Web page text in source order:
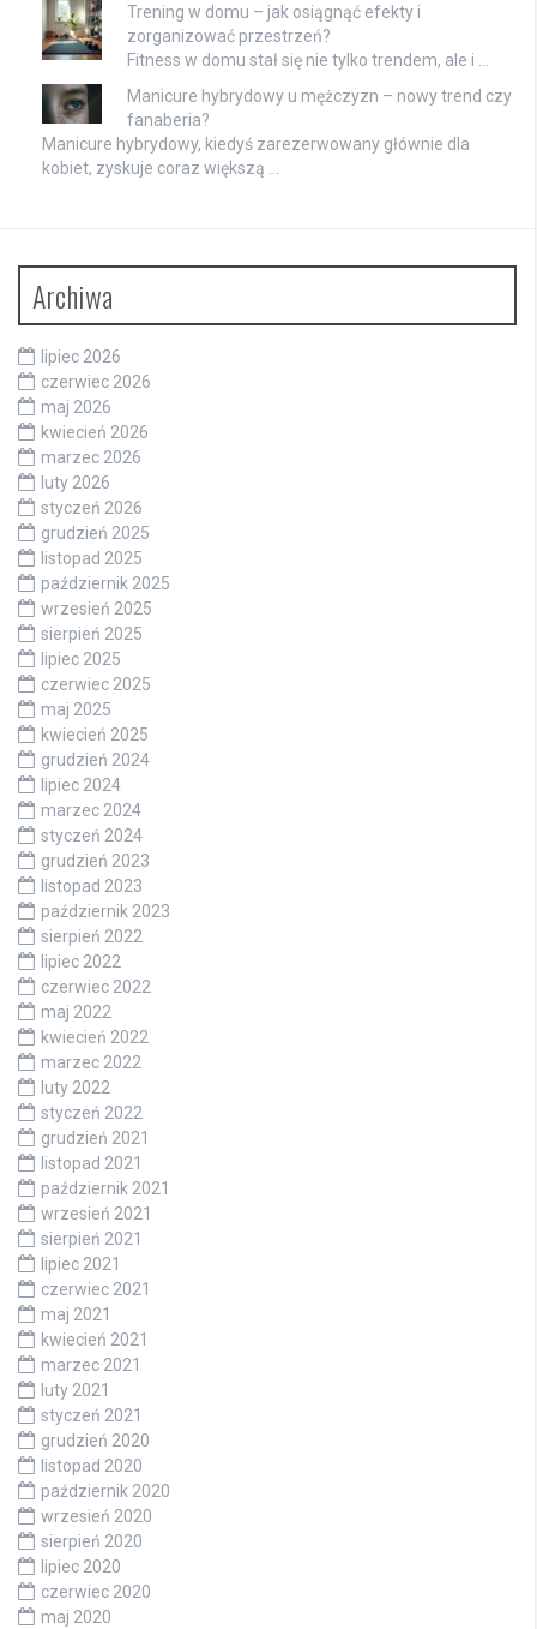
Trening w domu – jak osiągnąć efekty i
zorganizować przestrzeń?
Fitness w domu stał się nie tylko trendem, ale i …
Manicure hybrydowy u mężczyzn – nowy trend czy
fanaberia?
Manicure hybrydowy, kiedyś zarezerwowany głównie dla
kobiet, zyskuje coraz większą …
Archiwa
lipiec 2026
czerwiec 2026
maj 2026
kwiecień 2026
marzec 2026
luty 2026
styczeń 2026
grudzień 2025
listopad 2025
październik 2025
wrzesień 2025
sierpień 2025
lipiec 2025
czerwiec 2025
maj 2025
kwiecień 2025
grudzień 2024
lipiec 2024
marzec 2024
styczeń 2024
grudzień 2023
listopad 2023
październik 2023
sierpień 2022
lipiec 2022
czerwiec 2022
maj 2022
kwiecień 2022
marzec 2022
luty 2022
styczeń 2022
grudzień 2021
listopad 2021
październik 2021
wrzesień 2021
sierpień 2021
lipiec 2021
czerwiec 2021
maj 2021
kwiecień 2021
marzec 2021
luty 2021
styczeń 2021
grudzień 2020
listopad 2020
październik 2020
wrzesień 2020
sierpień 2020
lipiec 2020
czerwiec 2020
maj 2020